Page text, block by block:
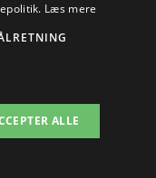
Læs mere
ALLE